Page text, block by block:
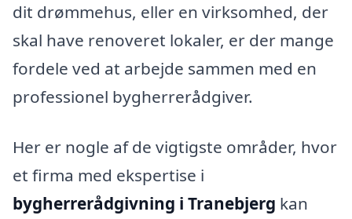
dit drømmehus, eller en virksomhed, der
skal have renoveret lokaler, er der mange
fordele ved at arbejde sammen med en
professionel bygherrerådgiver.
Her er nogle af de vigtigste områder, hvor
et firma med ekspertise i
bygherrerådgivning i Tranebjerg kan